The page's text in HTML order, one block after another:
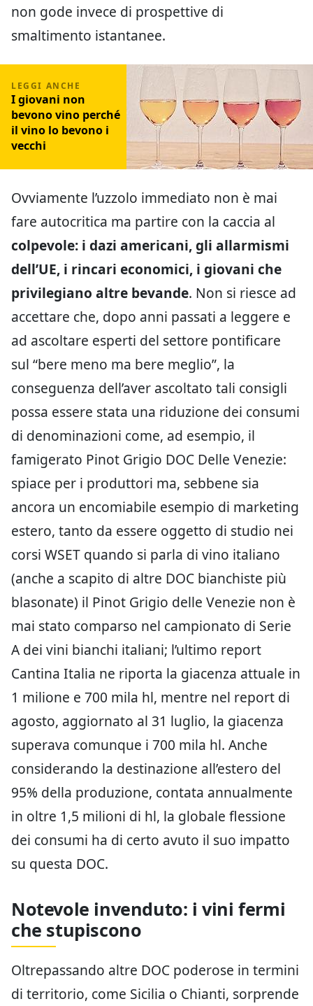
non gode invece di prospettive di
smaltimento istantanee.
I giovani non
bevono vino perché
il vino lo bevono i
vecchi
Ovviamente l’uzzolo immediato non è mai
fare autocritica ma partire con la caccia al
colpevole: i dazi americani, gli allarmismi
dell’UE, i rincari economici, i giovani che
privilegiano altre bevande. Non si riesce ad
accettare che, dopo anni passati a leggere e
ad ascoltare esperti del settore pontificare
sul “bere meno ma bere meglio”, la
conseguenza dell’aver ascoltato tali consigli
possa essere stata una riduzione dei consumi
di denominazioni come, ad esempio, il
famigerato Pinot Grigio DOC Delle Venezie:
spiace per i produttori ma, sebbene sia
ancora un encomiabile esempio di marketing
estero, tanto da essere oggetto di studio nei
corsi WSET quando si parla di vino italiano
(anche a scapito di altre DOC bianchiste più
blasonate) il Pinot Grigio delle Venezie non è
mai stato comparso nel campionato di Serie
A dei vini bianchi italiani; l’ultimo report
Cantina Italia ne riporta la giacenza attuale in
1 milione e 700 mila hl, mentre nel report di
agosto, aggiornato al 31 luglio, la giacenza
superava comunque i 700 mila hl. Anche
considerando la destinazione all’estero del
95% della produzione, contata annualmente
in oltre 1,5 milioni di hl, la globale flessione
dei consumi ha di certo avuto il suo impatto
su questa DOC.
Notevole invenduto: i vini fermi
che stupiscono
Oltrepassando altre DOC poderose in termini
di territorio, come Sicilia o Chianti, sorprende